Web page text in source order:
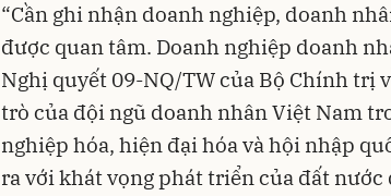
“Cần ghi nhận doanh nghiệp, doanh
được quan tâm. Doanh nghiệp doanh
Nghị quyết 09-NQ/TW của Bộ Chính trị
trò của đội ngũ doanh nhân Việt Nam
nghiệp hóa, hiện đại hóa và hội nhập
ra với khát vọng phát triển của đất